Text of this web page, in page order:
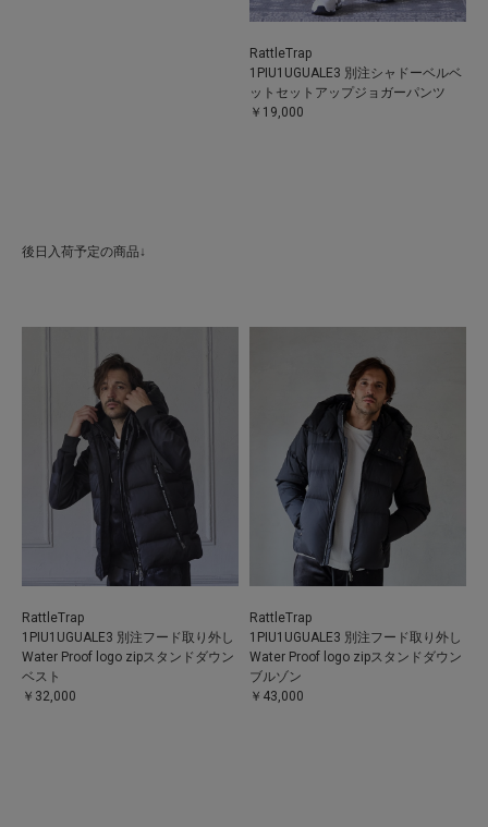
RattleTrap
1PIU1UGUALE3 別注シャドーベルベ
ットセットアップジョガーパンツ
￥19,000
後日入荷予定の商品↓
RattleTrap
1PIU1UGUALE3 別注フード取り外し
Water Proof logo zipスタンドダウン
ベスト
￥32,000
RattleTrap
1PIU1UGUALE3 別注フード取り外し
Water Proof logo zipスタンドダウン
ブルゾン
￥43,000